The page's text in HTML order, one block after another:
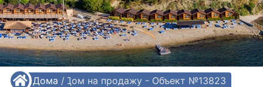
/ Дома / Дом на продажу - Объект №13823